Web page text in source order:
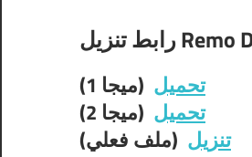
تحميل (ميجا 1)
تحميل (ميجا 2)
تنزيل (ملف فعلي)